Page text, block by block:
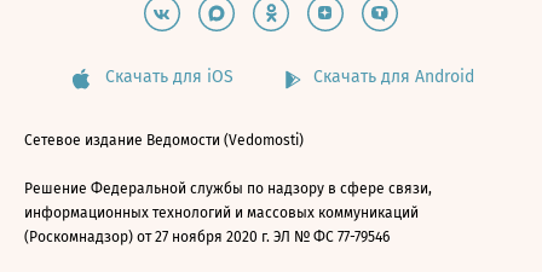
Скачать для iOS Скачать для Android
Сетевое издание Ведомости (Vedomosti)
Решение Федеральной службы по надзору в сфере связи,
информационных технологий и массовых коммуникаций
(Роскомнадзор) от 27 ноября 2020 г. ЭЛ № ФС 77-79546